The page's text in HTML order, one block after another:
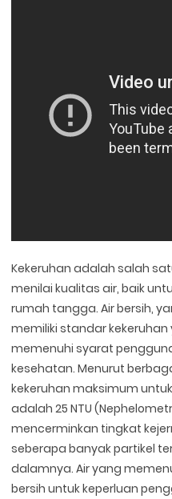
Kekeruhan adalah salah
menilai kualitas air, baik
rumah tangga. Air bersih,
memiliki standar
memenuhi syarat
kesehatan. Menurut
kekeruhan maksimum
adalah 25 NTU
mencerminkan tingkat
seberapa banyak partikel
dalamnya. Air yang
bersih untuk keperluan